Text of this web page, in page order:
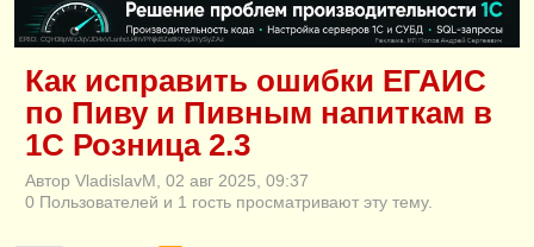
ERID: CQH36pWzJqVJD4xVLsnhcU4hVPNjkBZe8KKxjJiYySyZAz
Как исправить ошибки ЕГАИС
по Пиву и Пивным напиткам в
1С Розница 2.3
Автор VladislavM, 02 авг 2025, 09:37
0 Пользователей и 1 гость просматривают эту тему.